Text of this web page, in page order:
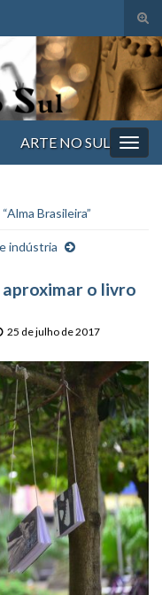
de
ARTE NO SUL
Brasileira”
indústria
o livro
25 de julho de 2017